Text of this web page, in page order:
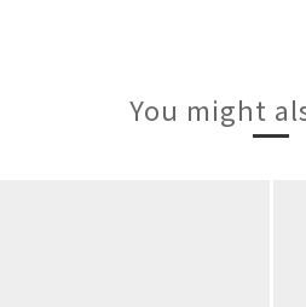
You might